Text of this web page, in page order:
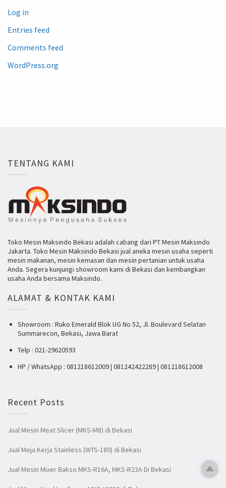
Log in
Entries feed
Comments feed
WordPress.org
TENTANG KAMI
Toko Mesin Maksindo Bekasi adalah cabang dari PT Mesin Maksindo
Jakarta. Toko Mesin Maksindo Bekasi jual aneka mesin usaha seperti
mesin makanan, mesin kemasan dan mesin pertanian untuk usaha
Anda. Segera kunjungi showroom kami di Bekasi dan kembangkan
usaha Anda bersama Maksindo.
ALAMAT & KONTAK KAMI
Showroom : Ruko Emerald Blok UG No 52, Jl. Boulevard Selatan
Summarecon, Bekasi, Jawa Barat
Telp : 021-29620593
HP / WhatsApp : 081218612009 | 081242422289 | 081218612008
Recent Posts
Jual Mesin Meat Slicer (MKS-M8) di Bekasi
Jual Meja Kerja Stainless (WTS-180) di Bekasi
Jual Mesin Mixer Bakso MKS-R16A, MKS-R23A Di Bekasi